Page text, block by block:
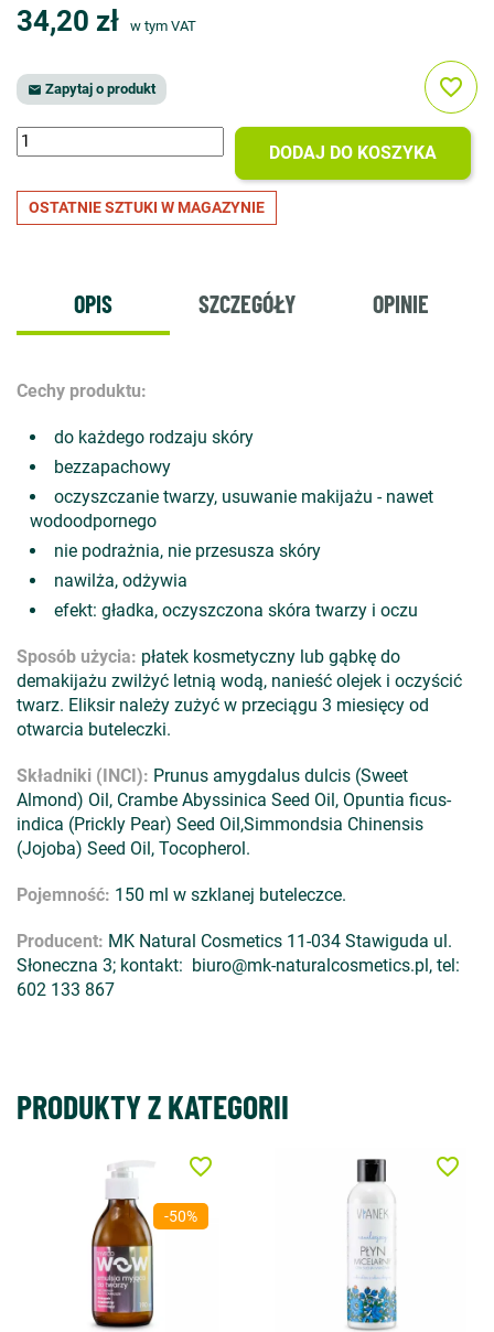
34,20 zł w tym VAT
 Zapytaj o produkt
DODAJ DO KOSZYKA
favorite_border
OSTATNIE SZTUKI W MAGAZYNIE
OPIS SZCZEGÓŁY OPINIE
Cechy produktu:
do każdego rodzaju skóry
bezzapachowy
oczyszczanie twarzy, usuwanie makijażu - nawet
wodoodpornego
nie podrażnia, nie przesusza skóry
nawilża, odżywia
efekt: gładka, oczyszczona skóra twarzy i oczu
Sposób użycia: płatek kosmetyczny lub gąbkę do
demakijażu zwilżyć letnią wodą, nanieść olejek i oczyścić
twarz. Eliksir należy zużyć w przeciągu 3 miesięcy od
otwarcia buteleczki.
Składniki (INCI): Prunus amygdalus dulcis (Sweet
Almond) Oil, Crambe Abyssinica Seed Oil, Opuntia ficus-
indica (Prickly Pear) Seed Oil,Simmondsia Chinensis
(Jojoba) Seed Oil, Tocopherol.
Pojemność: 150 ml w szklanej buteleczce.
Producent: MK Natural Cosmetics 11-034 Stawiguda ul.
Słoneczna 3; kontakt: biuro@mk-naturalcosmetics.pl, tel:
602 133 867
PRODUKTY Z KATEGORII
-50%
favorite_border favorite_border